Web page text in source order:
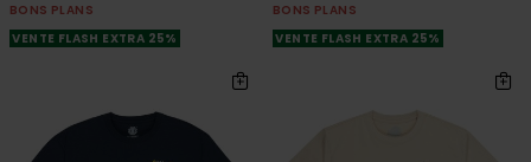
BONS PLANS
VENTE FLASH EXTRA 25%
BONS PLANS
VENTE FLASH EXTRA 25%